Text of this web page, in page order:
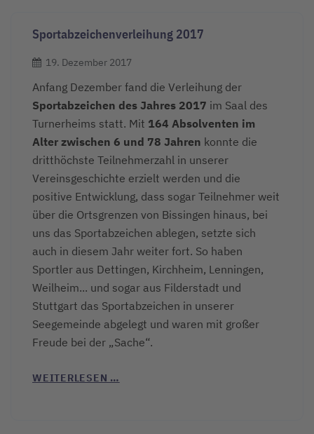
Sportabzeichenverleihung 2017
19. Dezember 2017
Anfang Dezember fand die Verleihung der
Sportabzeichen des Jahres 2017 im Saal des
Turnerheims statt. Mit 164 Absolventen im
Alter zwischen 6 und 78 Jahren konnte die
dritthöchste Teilnehmerzahl in unserer
Vereinsgeschichte erzielt werden und die
positive Entwicklung, dass sogar Teilnehmer weit
über die Ortsgrenzen von Bissingen hinaus, bei
uns das Sportabzeichen ablegen, setzte sich
auch in diesem Jahr weiter fort. So haben
Sportler aus Dettingen, Kirchheim, Lenningen,
Weilheim... und sogar aus Filderstadt und
Stuttgart das Sportabzeichen in unserer
Seegemeinde abgelegt und waren mit großer
Freude bei der „Sache“.
WEITERLESEN …